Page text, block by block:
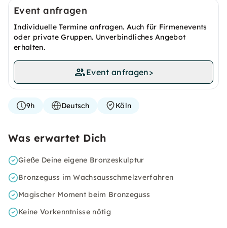
Event anfragen
Individuelle Termine anfragen. Auch für Firmenevents
oder private Gruppen. Unverbindliches Angebot
erhalten.
Event anfragen>
9h Deutsch Köln
Was erwartet Dich
Gieße Deine eigene Bronzeskulptur
Bronzeguss im Wachsausschmelzverfahren
Magischer Moment beim Bronzeguss
Keine Vorkenntnisse nötig